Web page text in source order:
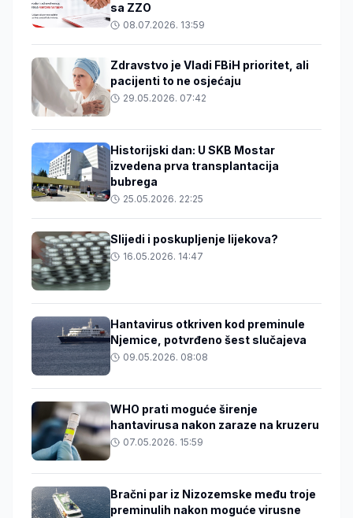
sa ZZO
08.07.2026. 13:59
Zdravstvo je Vladi FBiH prioritet, ali
pacijenti to ne osjećaju
29.05.2026. 07:42
Historijski dan: U SKB Mostar
izvedena prva transplantacija
bubrega
25.05.2026. 22:25
Slijedi i poskupljenje lijekova?
16.05.2026. 14:47
Hantavirus otkriven kod preminule
Njemice, potvrđeno šest slučajeva
09.05.2026. 08:08
WHO prati moguće širenje
hantavirusa nakon zaraze na kruzeru
07.05.2026. 15:59
Bračni par iz Nizozemske među troje
preminulih nakon moguće virusne